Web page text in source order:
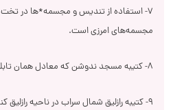
7- استفاده از تندیس و مجسمه*ها در
مجسمه‌های امرزی است.
8- کتیبه مسجد ندوشن که معادل همان تابلوهای امروزی است.
9- کتيبه رازليق شمال سراب در ناحيه